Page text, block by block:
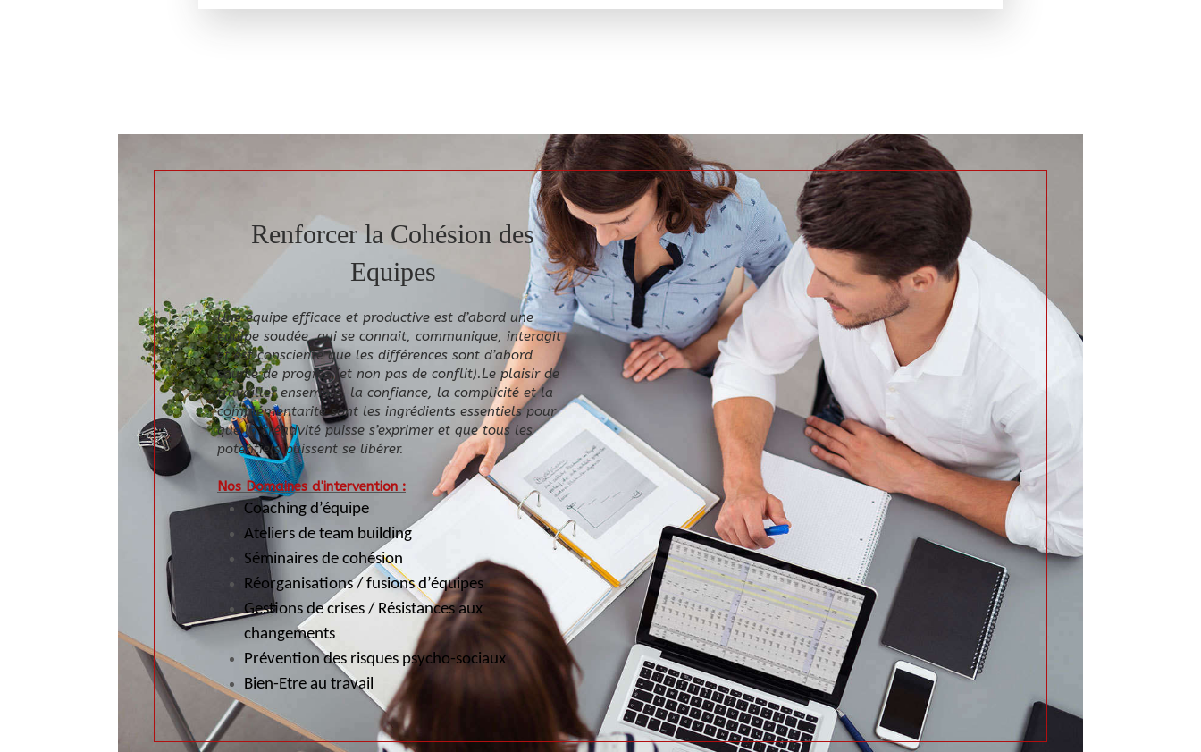
Renforcer la Cohésion des
Equipes
Une équipe efficace et productive est d’abord une
équipe soudée, qui se connait, communique, interagit
et est consciente que les différences sont d’abord
source de progrès (et non pas de conflit).Le plaisir de
travailler ensemble, la confiance, la complicité et la
complémentarité sont les ingrédients essentiels pour
que la créativité puisse s’exprimer et que tous les
potentiels puissent se libérer.
Nos Domaines d'intervention :
Coaching d’équipe
Ateliers de team building
Séminaires de cohésion
Réorganisations / fusions d’équipes
Gestions de crises / Résistances aux
changements
Prévention des risques psycho-sociaux
Bien-Etre au travail